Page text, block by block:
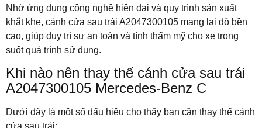
Nhờ ứng dụng công nghệ hiện đại và quy trình sản xuất
khắt khe, cánh cửa sau trái A2047300105 mang lại độ bền
cao, giúp duy trì sự an toàn và tính thẩm mỹ cho xe trong
suốt quá trình sử dụng.
Khi nào nên thay thế cánh cửa sau trái
A2047300105 Mercedes-Benz C
Dưới đây là một số dấu hiệu cho thấy bạn cần thay thế cánh